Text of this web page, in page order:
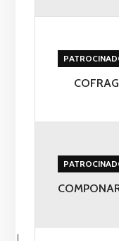
COFRAG